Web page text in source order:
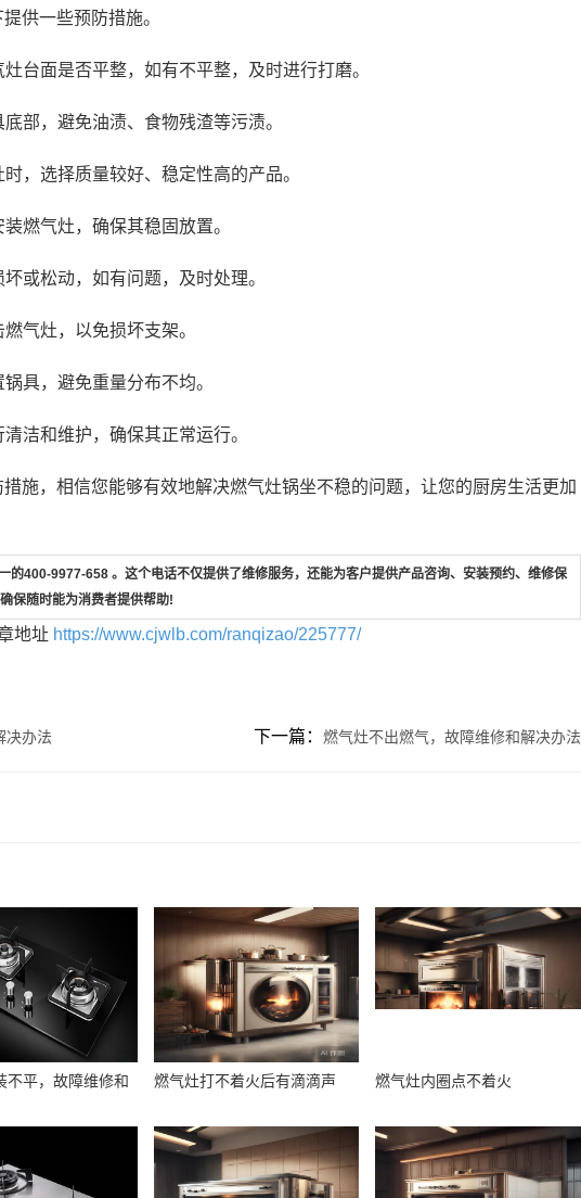
供一些预防措施。
台面是否平整，如有不平整，及时进行打磨。
部，避免油渍、食物残渣等污渍。
，选择质量较好、稳定性高的产品。
燃气灶，确保其稳固放置。
或松动，如有问题，及时处理。
气灶，以免损坏支架。
具，避免重量分布不均。
洁和维护，确保其正常运行。
施，相信您能够有效地解决燃气灶锅坐不稳的问题，让您的厨房生活更加
的400-9977-658 。这个电话不仅提供了维修服务，还能为客户提供产品咨询、安装预约、维修保
保随时能为消费者提供帮助!
地址 https://www.cjwlb.com/ranqizao/225777/
决办法 下一篇： 燃气灶不出燃气，故障维修和解决办法
不平，故障维修和
燃气灶打不着火后有滴滴声 燃气灶内圈点不着火